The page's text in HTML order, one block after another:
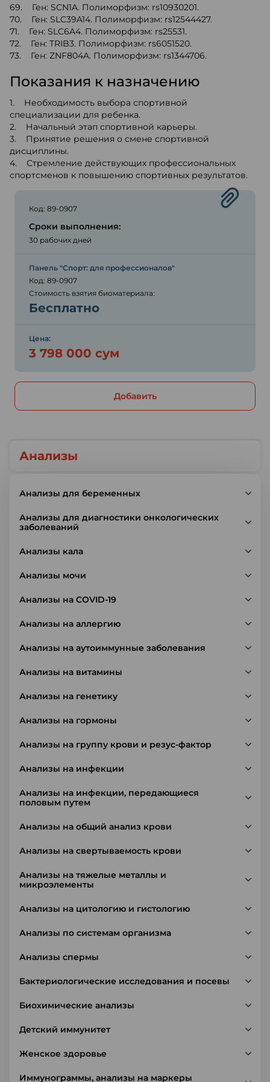
Анализы
Анализы для беременных
Анализы для диагностики онкологических
заболеваний
Анализы кала
Анализы мочи
Анализы на COVID-19
Анализы на аллергию
Анализы на аутоиммунные заболевания
Анализы на витамины
Анализы на генетику
Анализы на гормоны
Анализы на группу крови и резус-фактор
Анализы на инфекции
Анализы на инфекции, передающиеся
половым путем
Анализы на общий анализ крови
Анализы на свертываемость крови
Анализы на тяжелые металлы и
микроэлементы
Анализы на цитологию и гистологию
Анализы по системам организма
Анализы спермы
Бактериологические исследования и посевы
Биохимические анализы
Детский иммунитет
Женское здоровье
Иммунограммы, анализы на маркеры
69. Ген: SCN1A. Полиморфизм: rs10930201.
70. Ген: SLC39A14. Полиморфизм: rs12544427.
71. Ген: SLC6A4. Полиморфизм: rs25531.
72. Ген: TRIB3. Полиморфизм: rs6051520.
73. Ген: ZNF804A. Полиморфизм: rs1344706.
Показания к назначению
1. Необходимость выбора спортивной
специализации для ребенка.
2. Начальный этап спортивной карьеры.
3. Принятие решения о смене спортивной
дисциплины.
4. Стремление действующих профессиональных
спортсменов к повышению спортивных результатов.
Код: 89-0907
Сроки выполнения:
30 рабочих дней
Панель "Спорт: для профессионалов"
Код: 89-0907
Стоимость взятия биоматериала:
Бесплатно
Цена:
3 798 000 сум
Добавить